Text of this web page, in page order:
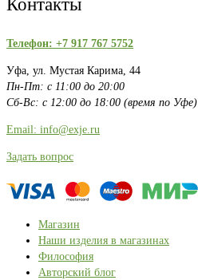
Контакты
Телефон: +7 917 767 5752
Уфа, ул. Мустая Карима, 44
Пн-Пт: с 11:00 до 20:00
Сб-Вс: с 12:00 до 18:00 (время по Уфе)
Email: info@exje.ru
Задать вопрос
Магазин
Наши изделия в магазинах
Философия
Авторский блог